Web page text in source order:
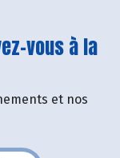
vous à la
et nos